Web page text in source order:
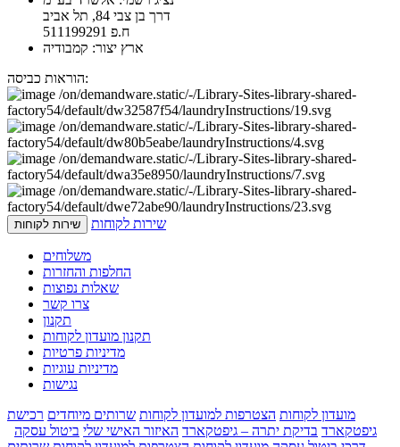
דרך בן צבי 84, תל אביב
ח.פ 511199291
ארץ יצור: קמבודיה
הוראות כביסה:
שירות לקוחות שירות לקוחות
משלוחים
החלפות והחזרות
שאלות נפוצות
צרו קשר
תקנון
תקנון מועדון לקוחות
מדיניות פרטיות
מדיניות עוגיות
נגישות
מועדון לקוחות הצטרפות למועדון לקוחות שרותים מיוחדים רכישת
גיפטקארד בדיקת יתרה – גיפטקארד האיזור האישי שלי ביטול עסקה